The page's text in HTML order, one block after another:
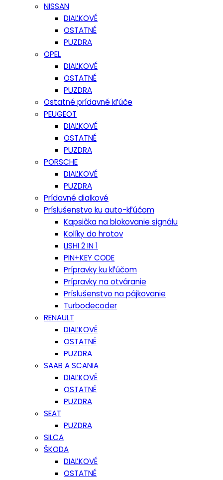
NISSAN
DIAĽKOVÉ
OSTATNÉ
PUZDRA
OPEL
DIAĽKOVÉ
OSTATNÉ
PUZDRA
Ostatné prídavné kľúče
PEUGEOT
DIAĽKOVÉ
OSTATNÉ
PUZDRA
PORSCHE
DIAĽKOVÉ
PUZDRA
Prídavné dialkové
Príslušenstvo ku auto-kľúčom
Kapsička na blokovanie signálu
Kolíky do hrotov
LISHI 2 IN 1
PIN+KEY CODE
Prípravky ku kľúčom
Prípravky na otváranie
Príslušenstvo na pájkovanie
Turbodecoder
RENAULT
DIAĽKOVÉ
OSTATNÉ
PUZDRA
SAAB A SCANIA
DIAĽKOVÉ
OSTATNÉ
PUZDRA
SEAT
PUZDRA
SILCA
ŠKODA
DIAĽKOVÉ
OSTATNÉ